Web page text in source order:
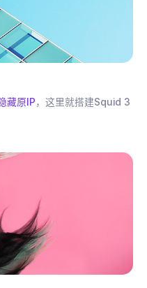
藏原IP，这里就搭建Squid 3